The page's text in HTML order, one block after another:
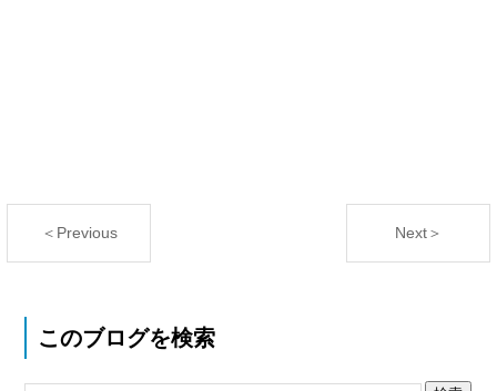
＜Previous Next＞
このブログを検索